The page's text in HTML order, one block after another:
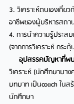
3. วิเคราะห์ตนเองเกี่
อาชีพของผู้บริหารสถ
4. การนำความรู้ประ
(จากการวิเคราะห์ กร
อุปสรรคปัญหาที่พ
วิเคราะห์ (นักศึกษาบา
บทบาท เป็นcoach ใน
นักศึกษา